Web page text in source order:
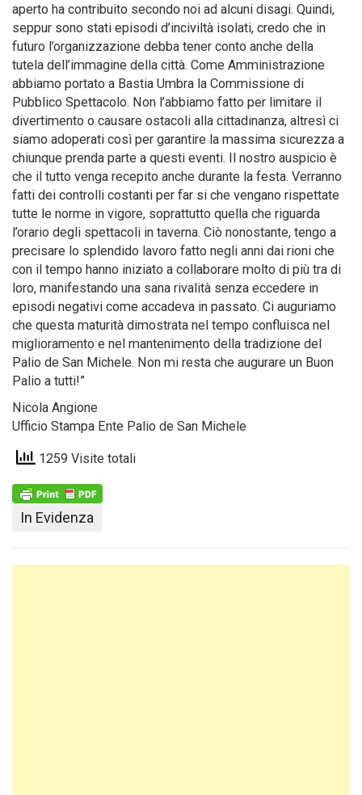
aperto ha contribuito secondo noi ad alcuni disagi. Quindi,
seppur sono stati episodi d’inciviltà isolati, credo che in
futuro l’organizzazione debba tener conto anche della
tutela dell’immagine della città. Come Amministrazione
abbiamo portato a Bastia Umbra la Commissione di
Pubblico Spettacolo. Non l’abbiamo fatto per limitare il
divertimento o causare ostacoli alla cittadinanza, altresì ci
siamo adoperati così per garantire la massima sicurezza a
chiunque prenda parte a questi eventi. Il nostro auspicio è
che il tutto venga recepito anche durante la festa. Verranno
fatti dei controlli costanti per far si che vengano rispettate
tutte le norme in vigore, soprattutto quella che riguarda
l’orario degli spettacoli in taverna. Ciò nonostante, tengo a
precisare lo splendido lavoro fatto negli anni dai rioni che
con il tempo hanno iniziato a collaborare molto di più tra di
loro, manifestando una sana rivalità senza eccedere in
episodi negativi come accadeva in passato. Ci auguriamo
che questa maturità dimostrata nel tempo confluisca nel
miglioramento e nel mantenimento della tradizione del
Palio de San Michele. Non mi resta che augurare un Buon
Palio a tutti!”
Nicola Angione
Ufficio Stampa Ente Palio de San Michele
1259 Visite totali
In Evidenza